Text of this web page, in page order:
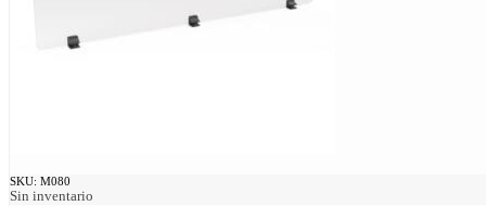
SKU: M080
Sin inventario